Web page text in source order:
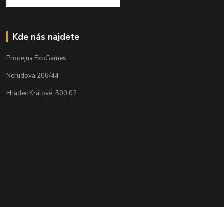
Kde nás najdete
Prodejna ExoGames
Nerudova 206/44
Hradec Králové, 500 02